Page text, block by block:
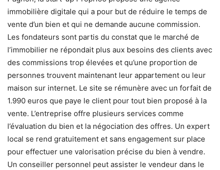
immobilière digitale qui a pour but de réduire le temps de
vente d’un bien et qui ne demande aucune commission.
Les fondateurs sont partis du constat que le marché de
l’immobilier ne répondait plus aux besoins des clients avec
des commissions trop élevées et qu’une proportion de
personnes trouvent maintenant leur appartement ou leur
maison sur internet. Le site se rémunère avec un forfait de
1.990 euros que paye le client pour tout bien proposé à la
vente. L’entreprise offre plusieurs services comme
l’évaluation du bien et la négociation des offres. Un expert
local se rend gratuitement et sans engagement sur place
pour effectuer une valorisation précise du bien à vendre.
Un conseiller personnel peut assister le vendeur dans le